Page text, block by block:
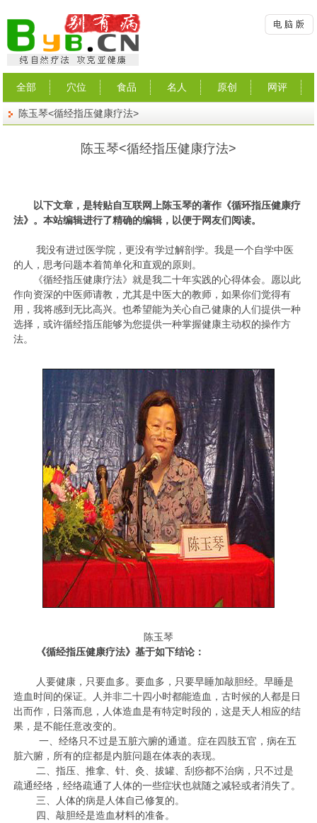
全部 穴位 食品 名人 原创 网评
陈玉琴<循经指压健康疗法>
陈玉琴<循经指压健康疗法>
以下文章，是转贴自互联网上陈玉琴的著作《循环指压健康疗
法》。本站编辑进行了精确的编辑，以便于网友们阅读。
我没有进过医学院，更没有学过解剖学。我是一个自学中医
的人，思考问题本着简单化和直观的原则。
《循经指压健康疗法》就是我二十年实践的心得体会。愿以此
作向资深的中医师请教，尤其是中医大的教师，如果你们觉得有
用，我将感到无比高兴。也希望能为关心自己健康的人们提供一种
选择，或许循经指压能够为您提供一种掌握健康主动权的操作方
法。
陈玉琴
《循经指压健康疗法》基于如下结论：
人要健康，只要血多。要血多，只要早睡加敲胆经。早睡是
造血时间的保证。人并非二十四小时都能造血，古时候的人都是日
出而作，日落而息，人体造血是有特定时段的，这是天人相应的结
果，是不能任意改变的。
一、经络只不过是五脏六腑的通道。症在四肢五官，病在五
脏六腑，所有的症都是内脏问题在体表的表现。
二、指压、推拿、针、灸、拔罐、刮痧都不治病，只不过是
疏通经络，经络疏通了人体的一些症状也就随之减轻或者消失了。
三、人体的病是人体自己修复的。
四、敲胆经是造血材料的准备。